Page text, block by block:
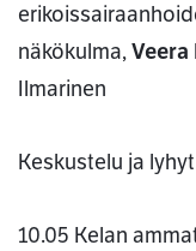
näkökulma,Veera
Ilmarinen
Keskustelu ja
10.05 Kelan